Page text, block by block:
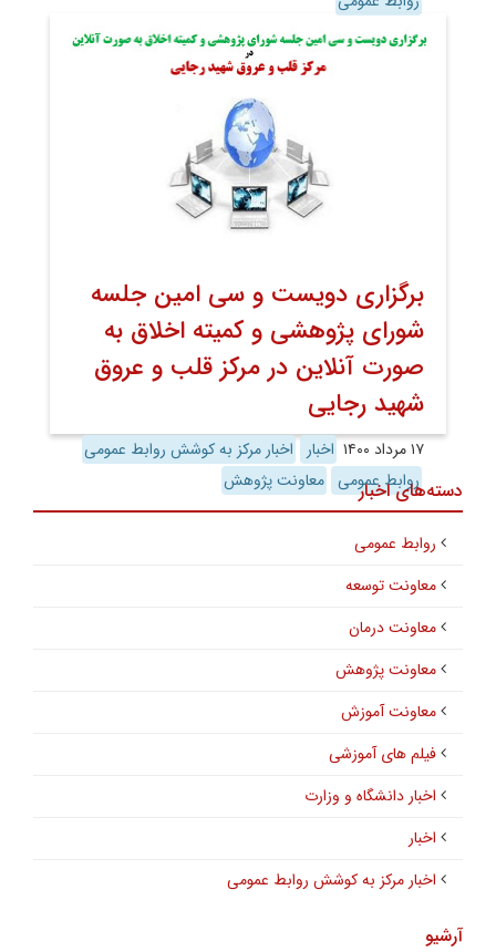
برگزاری دویست و سی امین جلسه
شورای پژوهشی و کمیته اخلاق به
صورت آنلاین در مرکز قلب و عروق
شهید رجایی
۱۷ مرداد ۱۴۰۰ اخبار
اخبار مرکز به کوشش روابط عمومی
روابط عمومی معاونت پژوهش دسته‌های اخبار
روابط عمومی
معاونت توسعه
معاونت درمان
معاونت پژوهش
معاونت آموزش
فیلم های آموزشی
اخبار دانشگاه و وزارت
اخبار
اخبار مرکز به کوشش روابط عمومی
آرشیو